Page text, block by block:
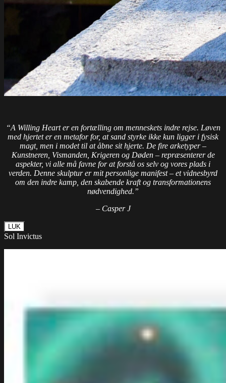
“A Willing Heart er en fortælling om menneskets indre rejse. Løven
med hjertet er en metafor for, at sand styrke ikke kun ligger i fysisk
magt, men i modet til at åbne sit hjerte. De fire arketyper –
Kunstneren, Vismanden, Krigeren og Døden – repræsenterer de
aspekter, vi alle må favne for at forstå os selv og vores plads i
verden. Denne skulptur er mit personlige manifest – et vidnesbyrd
om den indre kamp, den skabende kraft og transformationens
nødvendighed.”
– Casper J
LUK
Sol Invictus